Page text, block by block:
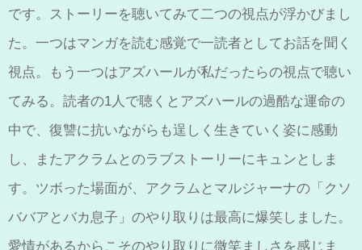
です。ストーリーを聴いてみて二つの視点が浮かびまし
た。一つはマンガを読む感覚で一読者としてお話を聞く
視点。もう一つはアズハールが私だったらの視点で聴い
てみる。読者の1人で聴くとアズハールの過酷な運命の
中で、復讐に抗いながらも逞しく生きていく姿に感動
し、またアクラムとのラブストーリーにキュンとしま
す。ツボった場面が、アクラムとマルジャーナの「クソ
ババアとバカ息子」のやり取りは最高に爆笑しました。
愛情があるからこそのやり取りに微笑ましさを感じま